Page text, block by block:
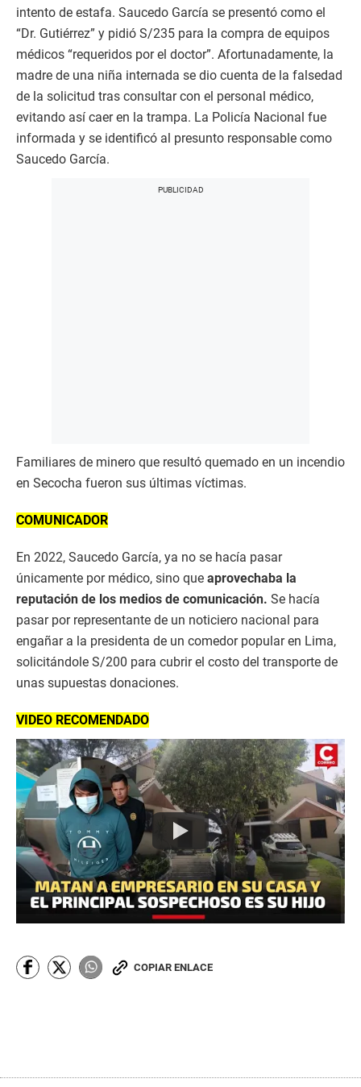
intento de estafa. Saucedo García se presentó como el
“Dr. Gutiérrez” y pidió S/235 para la compra de equipos
médicos “requeridos por el doctor”. Afortunadamente, la
madre de una niña internada se dio cuenta de la falsedad
de la solicitud tras consultar con el personal médico,
evitando así caer en la trampa. La Policía Nacional fue
informada y se identificó al presunto responsable como
Saucedo García.
Familiares de minero que resultó quemado en un incendio
en Secocha fueron sus últimas víctimas.
COMUNICADOR
En 2022, Saucedo García, ya no se hacía pasar
únicamente por médico, sino que aprovechaba la
reputación de los medios de comunicación. Se hacía
pasar por representante de un noticiero nacional para
engañar a la presidenta de un comedor popular en Lima,
solicitándole S/200 para cubrir el costo del transporte de
unas supuestas donaciones.
VIDEO RECOMENDADO
COPIAR ENLACE